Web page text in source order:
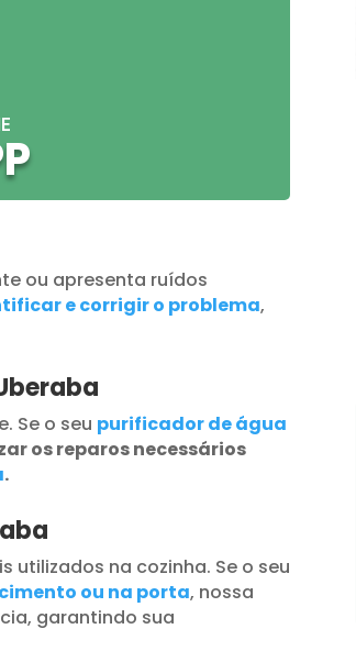
ou apresenta ruídos
e corrigir o problema,
Se o seu purificador de água
os reparos necessários
.
utilizados na cozinha. Se o seu
ou na porta, nossa
garantindo sua